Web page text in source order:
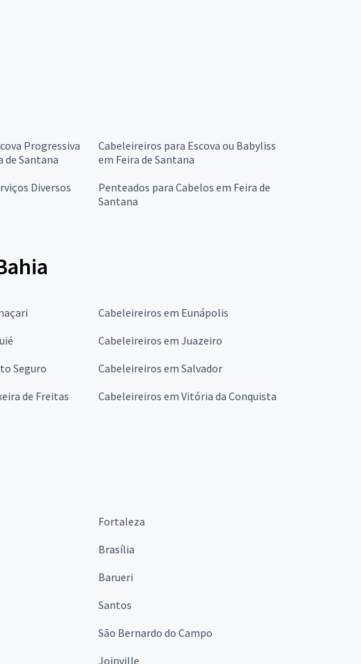
Progressiva
de Santana
Cabeleireiros para Escova ou Babyliss
em Feira de Santana
Diversos
Penteados para Cabelos em Feira de
Santana
Cabeleireiros em Eunápolis
Cabeleireiros em Juazeiro
Seguro
Cabeleireiros em Salvador
de Freitas Cabeleireiros em Vitória da Conquista
Fortaleza
Brasília
Barueri
Santos
São Bernardo do Campo
Joinville